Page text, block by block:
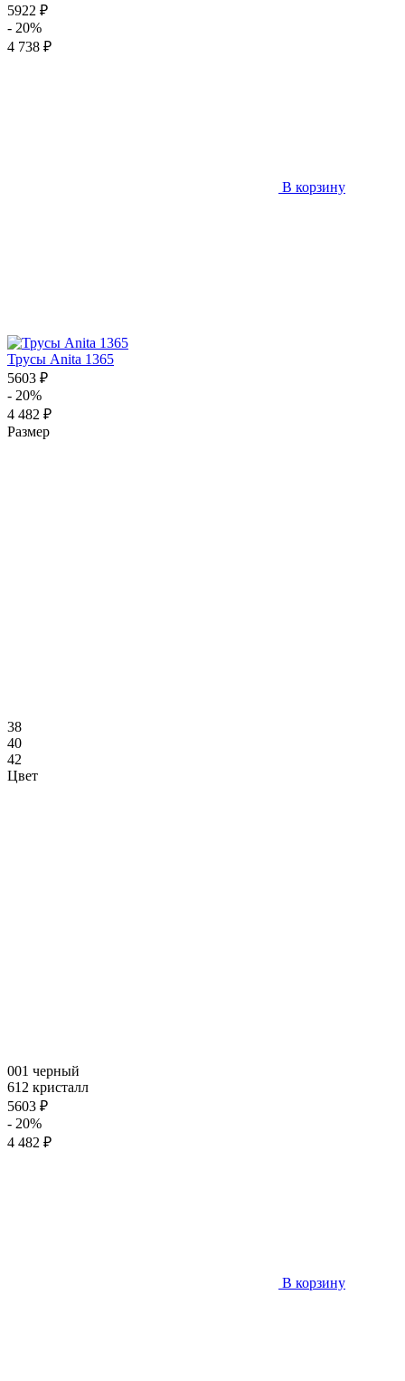
5922 ₽
- 20%
4 738 ₽
В корзину
Трусы Anita 1365
5603 ₽
- 20%
4 482 ₽
Размер
38
40
42
Цвет
001 черный
612 кристалл
5603 ₽
- 20%
4 482 ₽
В корзину